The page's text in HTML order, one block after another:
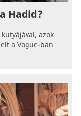
Hadid?
azok
a Vogue-ban